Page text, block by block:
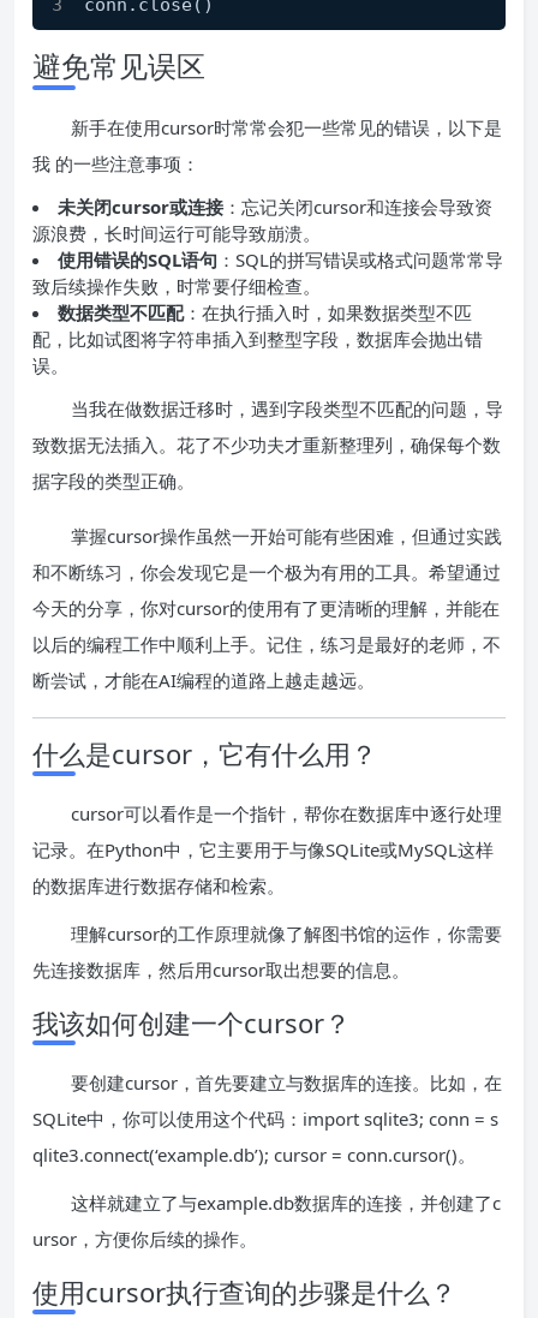
避免常见误区
新手在使用cursor时常常会犯一些常见的错误，以下是
我 的一些注意事项：
未关闭cursor或连接 ：忘记关闭cursor和连接会导致资
源浪费，长时间运行可能导致崩溃。
使用错误的SQL语句 ：SQL的拼写错误或格式问题常常导
致后续操作失败，时常要仔细检查。
数据类型不匹配：在执行插入时，如果数据类型不匹
配，比如试图将字符串插入到整型字段，数据库会抛出错
误。
当我在做数据迁移时，遇到字段类型不匹配的问题，导
致数据无法插入。花了不少功夫才重新整理列，确保每个数
据字段的类型正确。
掌握cursor操作虽然一开始可能有些困难，但通过实践
和不断练习，你会发现它是一个极为有用的工具。希望通过
今天的分享，你对cursor的使用有了更清晰的理解，并能在
以后的编程工作中顺利上手。记住，练习是最好的老师，不
断尝试，才能在AI编程的道路上越走越远。
什么是cursor，它有什么用？
cursor可以看作是一个指针，帮你在数据库中逐行处理
记录。在Python中，它主要用于与像SQLite或MySQL这样
的数据库进行数据存储和检索。
理解cursor的工作原理就像了解图书馆的运作，你需要
先连接数据库，然后用cursor取出想要的信息。
我该如何创建一个cursor？
要创建cursor，首先要建立与数据库的连接。比如，在
SQLite中，你可以使用这个代码：import sqlite3; conn = s
qlite3.connect(‘example.db’); cursor = conn.cursor()。
这样就建立了与example.db数据库的连接，并创建了c
ursor，方便你后续的操作。
使用cursor执行查询的步骤是什么？